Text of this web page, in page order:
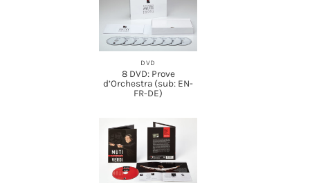
DVD
8 DVD: Prove
d’Orchestra (sub: EN-
FR-DE)